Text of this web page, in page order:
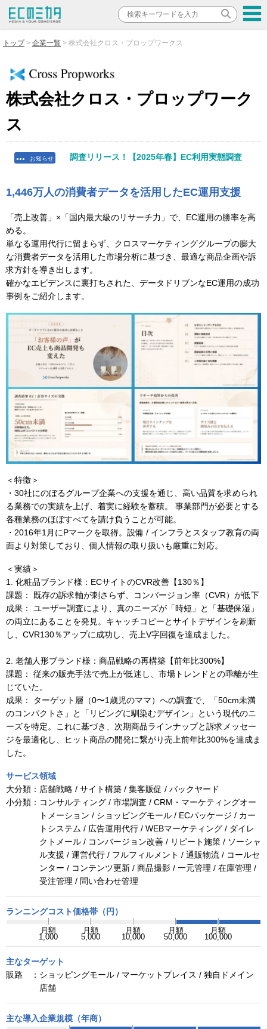
トップ 企業一覧 株式会社クロス・プロップワークス
株式会社クロス・プロップワーク
ス
●●● お知らせ 調査リリース！【2025年春】EC利用実態調査
1,446万人の消費者データを活用したEC運用支援
「売上改善」×「国内最大級のリサーチ力」で、EC運用の勝率を高
める。
単なる運用代行に留まらず、クロスマーケティンググループの膨大
な消費者データを活用した市場分析に基づき、最適な商品企画や訴
求方針を導き出します。
確かなエビデンスに裏打ちされた、データドリブンなEC運用の成功
事例をご紹介します。
＜特徴＞
・30社にのぼるグループ企業への支援を通じ、高い品質を求められ
る業務での実績を上げ、着実に経験を蓄積。 事業部門が必要とする
各種業務のほぼすべてを請け負うことが可能。
・2016年1月にPマークを取得。設備 / インフラとスタッフ教育の両
面より対策しており、個人情報の取り扱いも厳重に対応。
＜実績＞
1. 化粧品ブランド様：ECサイトのCVR改善【130％】
課題： 既存の訴求軸が刺さらず、コンバージョン率（CVR）が低下
成果： ユーザー調査により、真のニーズが「時短」と「基礎保湿」
の両立にあることを発見。キャッチコピーとサイトデザインを刷新
し、CVR130％アップに成功し、売上V字回復を達成ました。
2. 老舗人形ブランド様：商品戦略の再構築【前年比300%】
課題： 従来の販売手法で売上が低迷し、市場トレンドとの乖離が生
じていた。
成果： ターゲット層（0〜1歳児のママ）への調査で、「50cm未満
のコンパクトさ」と「リビングに馴染むデザイン」という現代のニ
ーズを特定。これに基づき、次期商品ラインナップと訴求メッセー
ジを最適化し、ヒット商品の開発に繋がり売上前年比300%を達成ま
した。
サービス領域
大分類： 店舗戦略 / サイト構築 / 集客販促 / バックヤード
小分類： コンサルティング / 市場調査 / CRM・マーケティングオー
トメーション / ショッピングモール / ECパッケージ / カー
トシステム / 広告運用代行 / WEBマーケティング / ダイレ
クトメール / コンバージョン改善 / リピート施策 / ソーシャ
ル支援 / 運営代行 / フルフィルメント / 通販物流 / コールセ
ンター / コンテンツ更新 / 商品撮影 / 一元管理 / 在庫管理 /
受注管理 / 問い合わせ管理
ランニングコスト価格帯（円）
月額 月額 月額 月額 月額
1,000 5,000 10,000 50,000 100,000
主なターゲット
販路 ： ショッピングモール / マーケットプレイス / 独自ドメイン
店舗
主な導入企業規模（年商）